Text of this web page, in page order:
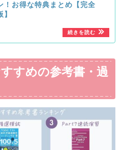
！お得な特典まとめ【完全
】
すめの参考書・過